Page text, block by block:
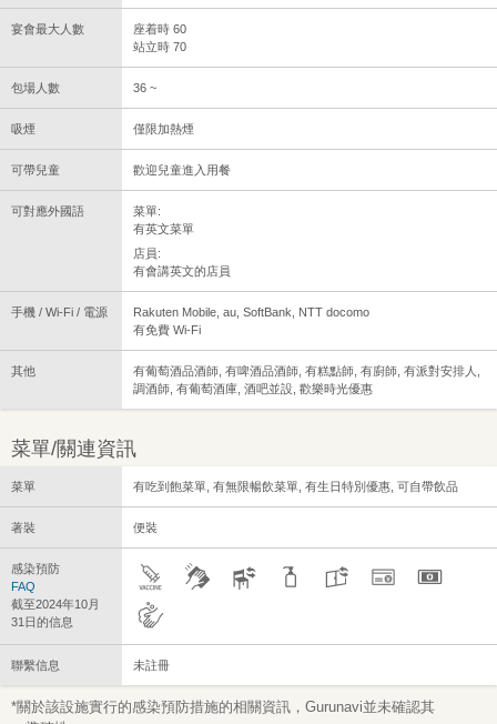
宴會最大人數
座着時 60
站立時 70
包場人數 36 ~
吸煙 僅限加熱煙
可帶兒童 歡迎兒童進入用餐
可對應外國語
菜單:
有英文菜單
店員:
有會講英文的店員
手機 / Wi-Fi / 電源
Rakuten Mobile, au, SoftBank, NTT docomo
有免費 Wi-Fi
其他
有葡萄酒品酒師, 有啤酒品酒師, 有糕點師, 有廚師, 有派對安排人,
調酒師, 有葡萄酒庫, 酒吧並設, 歡樂時光優惠
菜單/關連資訊
菜單 有吃到飽菜單, 有無限暢飲菜單, 有生日特別優惠, 可自帶飲品
著裝 便裝
感染預防
FAQ
截至2024年10月
31日的信息
聯繫信息 未註冊
*關於該設施實行的感染預防措施的相關資訊，Gurunavi並未確認其